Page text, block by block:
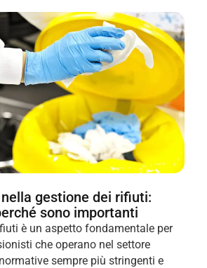
gestione dei rifiuti:
sono importanti
è un aspetto fondamentale per
che operano nel settore
sempre più stringenti e